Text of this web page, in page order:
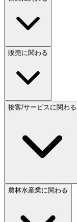
販売に関わる
接客/サービスに関わる
農林水産業に関わる